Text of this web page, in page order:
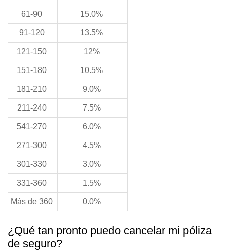
61-90 15.0%
91-120 13.5%
121-150 12%
151-180 10.5%
181-210 9.0%
211-240 7.5%
541-270 6.0%
271-300 4.5%
301-330 3.0%
331-360 1.5%
Más de 360 0.0%
¿Qué tan pronto puedo cancelar mi póliza
de seguro?